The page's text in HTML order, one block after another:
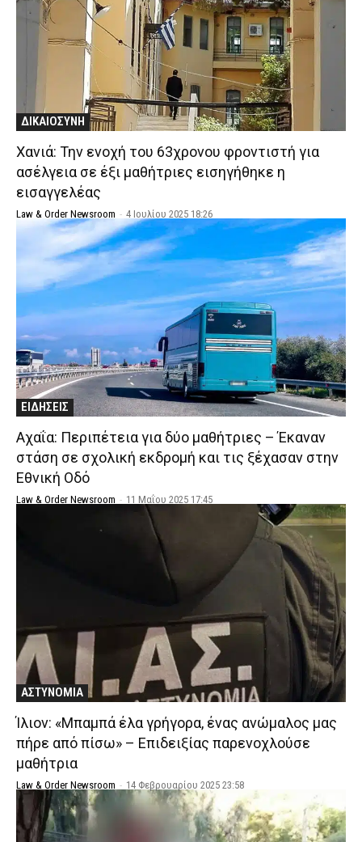
ΔΙΚΑΙΟΣΥΝΗ
Χανιά: Την ενοχή του 63χρονου φροντιστή για
ασέλγεια σε έξι μαθήτριες εισηγήθηκε η
εισαγγελέας
Law & Order Newsroom - 4 Ιουλίου 2025 18:26
ΕΙΔΗΣΕΙΣ
Αχαΐα: Περιπέτεια για δύο μαθήτριες – Έκαναν
στάση σε σχολική εκδρομή και τις ξέχασαν στην
Εθνική Οδό
Law & Order Newsroom - 11 Μαΐου 2025 17:45
ΑΣΤΥΝΟΜΙΑ
Ίλιον: «Μπαμπά έλα γρήγορα, ένας ανώμαλος μας
πήρε από πίσω» – Επιδειξίας παρενοχλούσε
μαθήτρια
Law & Order Newsroom - 14 Φεβρουαρίου 2025 23:58